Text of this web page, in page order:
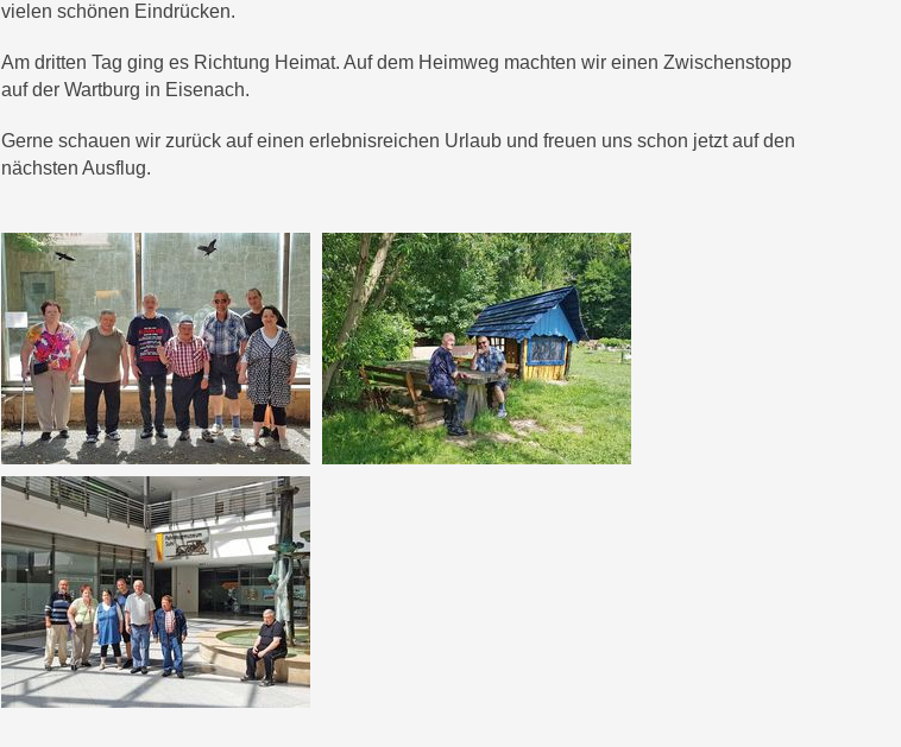
vielen schönen Eindrücken.
Am dritten Tag ging es Richtung Heimat. Auf dem Heimweg machten wir einen Zwischenstopp
auf der Wartburg in Eisenach.
Gerne schauen wir zurück auf einen erlebnisreichen Urlaub und freuen uns schon jetzt auf den
nächsten Ausflug.